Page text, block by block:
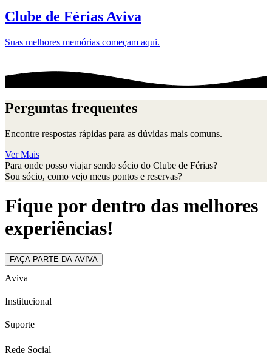
Clube de Férias Aviva
Suas melhores memórias começam aqui.
Perguntas frequentes
Encontre respostas rápidas para as dúvidas mais comuns.
Ver Mais
Para onde posso viajar sendo sócio do Clube de Férias?
Sou sócio, como vejo meus pontos e reservas?
Fique por dentro das melhores
experiências!
FAÇA PARTE DA AVIVA
Aviva
Institucional
Suporte
Rede Social